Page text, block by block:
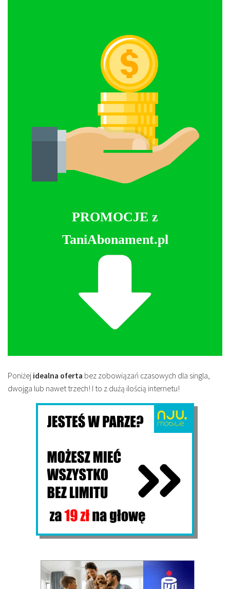
PROMOCJE z
TaniAbonament.pl
Poniżej idealna oferta bez zobowiązań czasowych dla singla,
dwojga lub nawet trzech! I to z dużą ilością internetu!